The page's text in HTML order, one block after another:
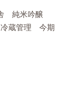
純米吟醸
蔵管理 今期